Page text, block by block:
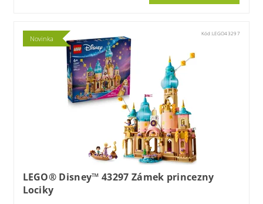
Novinka
Kód:LEGO43297
LEGO® Disney™ 43297 Zámek princezny
Lociky